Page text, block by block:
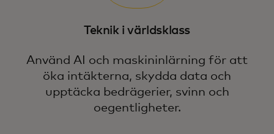
Teknik i världsklass
Använd AI och maskininlärning för att
öka intäkterna, skydda data och
upptäcka bedrägerier, svinn och
oegentligheter.